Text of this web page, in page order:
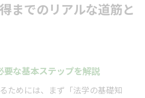
ための費用と学び方の工夫
護士を目指す流れを解説
までのリアルな道筋と
な基本ステップを解説
ためには、まず「法学の基礎知